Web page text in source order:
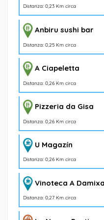
Distanza: 0,23 Km circa
Anbiru sushi bar
Distanza: 0,25 Km circa
A Ciapeletta
Distanza: 0,26 Km circa
Pizzeria da Gisa
Distanza: 0,26 Km circa
U Magazín
Distanza: 0,26 Km circa
Vinoteca A
Distanza: 0,27 Km circa